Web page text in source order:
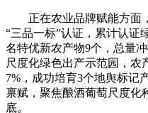
正在农业品牌赋能方面
“三品一标”认证，累计认证
名特优新农产物9个，总量
尺度化绿色出产示范园，农
7%，成功培育3个地舆标记
禀赋，聚焦酿酒葡萄尺度化
底。